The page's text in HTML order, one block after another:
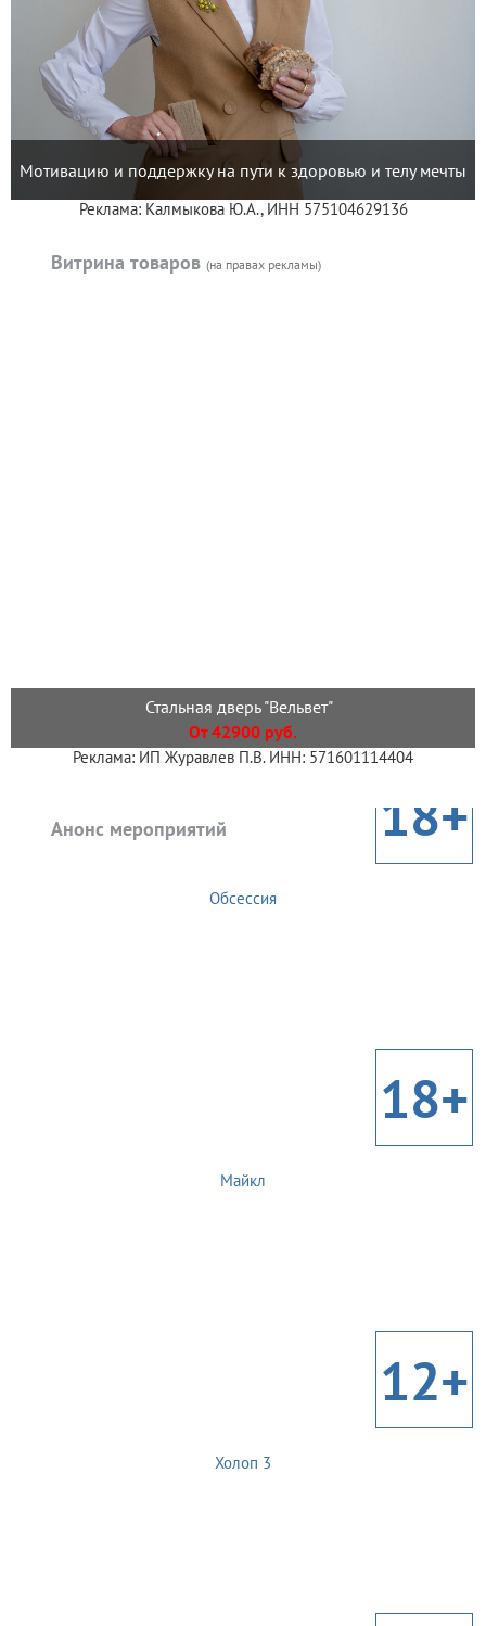
Мотивацию и поддержку на пути к здоровью и телу мечты
Реклама: Калмыкова Ю.А., ИНН 575104629136
Витрина товаров (на правах рекламы)
Стальная дверь "Вельвет"
От 42900 руб.
Реклама: ИП Журавлев П.В. ИНН: 571601114404
Анонс мероприятий 18+
Обсессия
18+
Майкл
12+
Холоп 3